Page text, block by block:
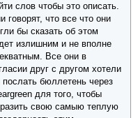
слов чтобы это описать.
говорят, что все что они
бы сказать об этом
излишним и не вполне
Все они в
друг с другом хотели
бюллетень через
для того, чтобы
свою самыю теплую